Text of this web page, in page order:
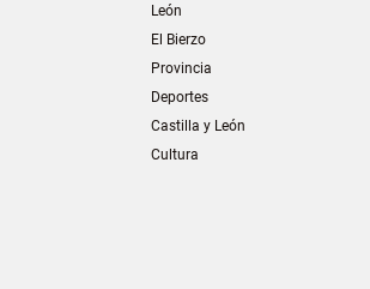
León
El Bierzo
Provincia
Deportes
Castilla y León
Cultura